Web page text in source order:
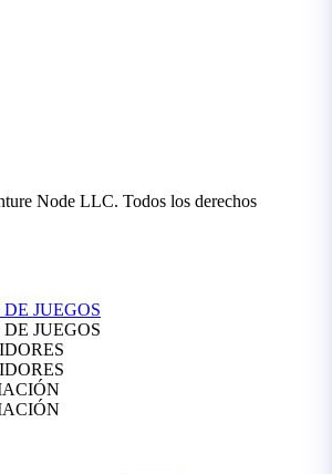
Node LLC. Todos los derechos
JUEGOS
JUEGOS